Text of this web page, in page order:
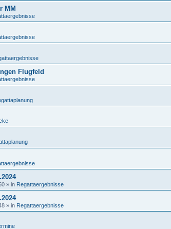
MM
Flugfeld
» in Regattaergebnisse
» in Regattaergebnisse